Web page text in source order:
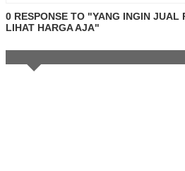
0 RESPONSE TO "YANG INGIN JUAL
LIHAT HARGA AJA"